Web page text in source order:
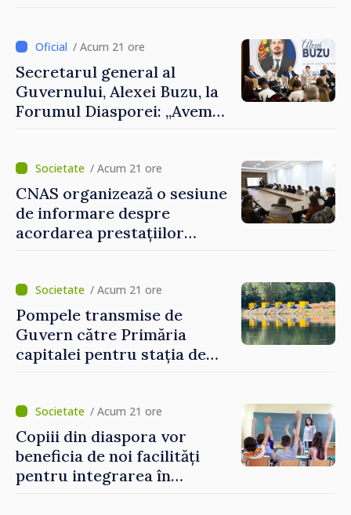
al Republicii Moldova.
/ Acum 21 ore
Secretarul general al
Guvernului, Alexei Buzu, la
Forumul Diasporei: „Avem
construi comunități mai
puternice”
/ Acum 21 ore
CNAS organizează o sesiune
de informare despre
acordarea prestațiilor
invitați să se înscrie la
eveniment
/ Acum 21 ore
Pompele transmise de
Guvern către Primăria
capitalei pentru stația de
puse în funcțiune
/ Acum 21 ore
Copiii din diaspora vor
beneficia de noi facilități
pentru integrarea în